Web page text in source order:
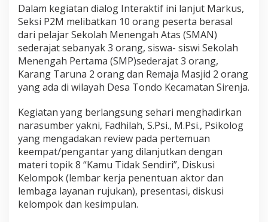
t
i
f
Dalam kegiatan dialog Interaktif ini lanjut Markus,
Seksi P2M melibatkan 10 orang peserta berasal
dari pelajar Sekolah Menengah Atas (SMAN)
sederajat sebanyak 3 orang, siswa- siswi Sekolah
Menengah Pertama (SMP)sederajat 3 orang,
Karang Taruna 2 orang dan Remaja Masjid 2 orang
yang ada di wilayah Desa Tondo Kecamatan Sirenja.
Kegiatan yang berlangsung sehari menghadirkan
narasumber yakni, Fadhilah, S.Psi., M.Psi., Psikolog
yang mengadakan review pada pertemuan
keempat/pengantar yang dilanjutkan dengan
materi topik 8 “Kamu Tidak Sendiri”, Diskusi
Kelompok (lembar kerja penentuan aktor dan
lembaga layanan rujukan), presentasi, diskusi
kelompok dan kesimpulan.